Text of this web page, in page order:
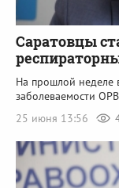
Саратовцы
На прошлой неделе
заболеваемости
25 июня 13:56